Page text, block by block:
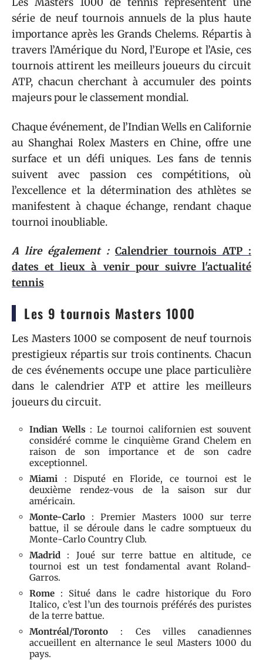
série de neuf tournois annuels de la plus haute
importance après les Grands Chelems. Répartis à
travers l’Amérique du Nord, l’Europe et l’Asie, ces
tournois attirent les meilleurs joueurs du circuit
ATP, chacun cherchant à accumuler des points
majeurs pour le classement mondial.
Chaque événement, de l’Indian Wells en Californie
au Shanghai Rolex Masters en Chine, offre une
surface et un défi uniques. Les fans de tennis
suivent avec passion ces compétitions, où
l’excellence et la détermination des athlètes se
manifestent à chaque échange, rendant chaque
tournoi inoubliable.
A lire également : Calendrier tournois ATP :
dates et lieux à venir pour suivre l'actualité
tennis
Les 9 tournois Masters 1000
Les Masters 1000 se composent de neuf tournois
prestigieux répartis sur trois continents. Chacun
de ces événements occupe une place particulière
dans le calendrier ATP et attire les meilleurs
joueurs du circuit.
Indian Wells: Le tournoi californien est souvent
considéré comme le cinquième Grand Chelem en
raison de son importance et de son cadre
exceptionnel.
Miami : Disputé en Floride, ce tournoi est le
deuxième rendez-vous de la saison sur dur
américain.
Monte-Carlo : Premier Masters 1000 sur terre
battue, il se déroule dans le cadre somptueux du
Monte-Carlo Country Club.
Madrid : Joué sur terre battue en altitude, ce
tournoi est un test fondamental avant Roland-
Garros.
Rome : Situé dans le cadre historique du Foro
Italico, c’est l’un des tournois préférés des puristes
de la terre battue.
Montréal/Toronto : Ces villes canadiennes
accueillent en alternance le seul Masters 1000 du
pays.